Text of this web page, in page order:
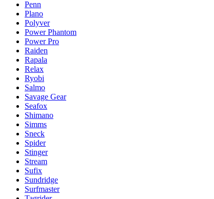
Penn
Plano
Polyver
Power Phantom
Power Pro
Raiden
Rapala
Relax
Ryobi
Salmo
Savage Gear
Seafox
Shimano
Simms
Sneck
Spider
Stinger
Stream
Sufix
Sundridge
Surfmaster